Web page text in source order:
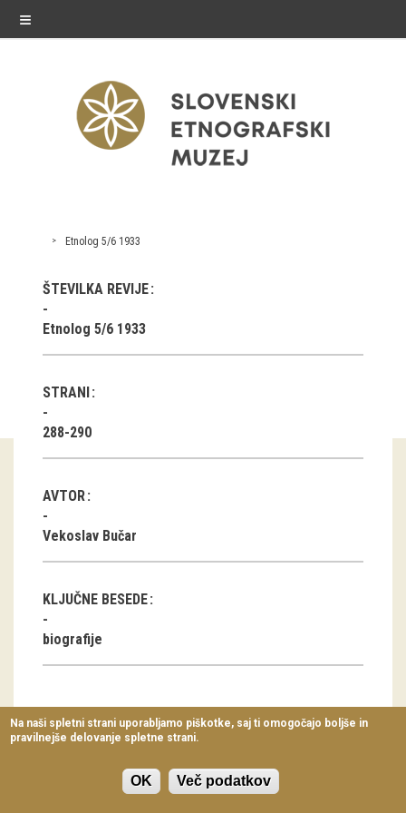
≡
razstave
Stalne razstave
Občasne razstave
Gostovanja
E-razstave
Virtualni sprehodi
Razstavni projekti
Napovednik
Arhiv razstav
Koledar dogodkov
Prireditve
Predavanja
Delavnice
Vodeni ogledi
Etnolog 5/6 1933
ŠTEVILKA REVIJE
Etnolog 5/6 1933
STRANI
288-290
AVTOR
Vekoslav Bučar
KLJUČNE BESEDE
biografije
ČLANEK V PDF OBLIKI
Prenesi pdf datoteko (522.57 KB)
Na naši spletni strani uporabljamo piškotke, saj ti omogočajo boljše in
pravilnejše delovanje spletne strani.
OK Več podatkov